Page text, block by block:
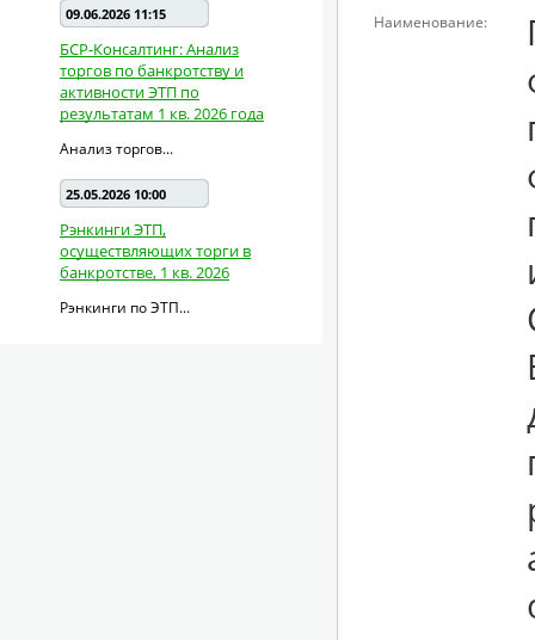
09.06.2026 11:15
БСР-Консалтинг: Анализ
торгов по банкротству и
активности ЭТП по
результатам 1 кв. 2026 года
Анализ торгов...
25.05.2026 10:00
Рэнкинги ЭТП,
осуществляющих торги в
банкротстве, 1 кв. 2026
Рэнкинги по ЭТП...
Наименование: